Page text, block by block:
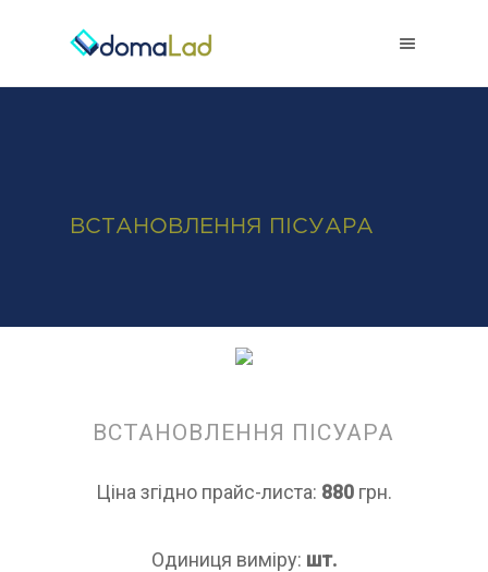
ВСТАНОВЛЕННЯ ПІСУАРА
ВСТАНОВЛЕННЯ ПІСУАРА
Ціна згідно прайс-листа: 880 грн.
Одиниця виміру: шт.